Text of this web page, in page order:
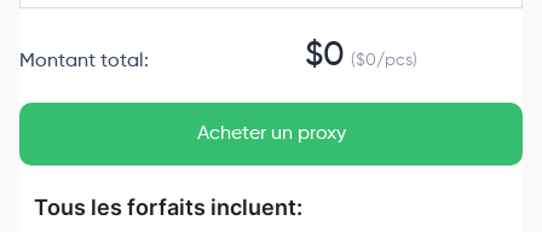
Montant total : $0 ($0/pcs)
Acheter un proxy
Tous les forfaits incluent: